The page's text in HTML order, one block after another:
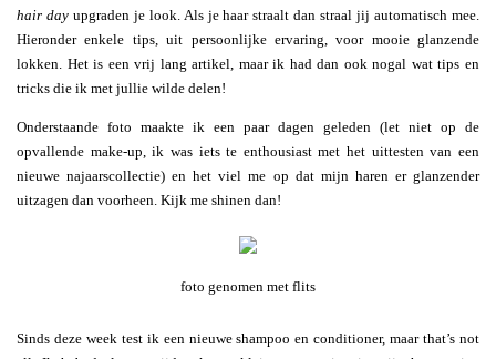
hair dayupgraden je look. Als je haar straalt dan straal jij automatisch mee.
Hieronder enkele tips, uit persoonlijke ervaring, voor mooie glanzende
lokken. Het is een vrij lang artikel, maar ik had dan ook nogal wat tips en
tricks die ik met jullie wilde delen!
Onderstaande foto maakte ik een paar dagen geleden (let niet op de
opvallende make-up, ik was iets te enthousiast met het uittesten van een
nieuwe najaarscollectie) en het viel me op dat mijn haren er glanzender
uitzagen dan voorheen. Kijk me shinen dan!
foto genomen met flits
Sinds deze week test ik een nieuwe shampoo en conditioner, maar that’s not